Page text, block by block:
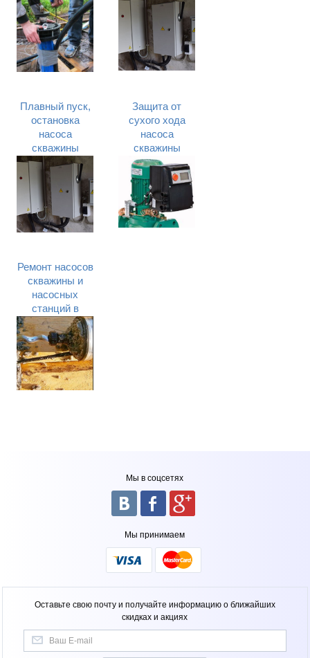
Плавный пуск,
остановка
насоса
скважины
Защита от
сухого хода
насоса
скважины
Ремонт насосов
скважины и
насосных
станций в
Запорожье и
Запорожской
области
Мы в соцсетях
Мы принимаем
Оставьте свою почту и получайте информацию о ближайших
скидках и акциях